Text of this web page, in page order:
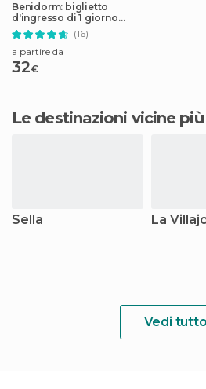
Benidorm: biglietto
d'ingresso di 1 giorno
all'Aqua Natura
(16)
a partire da
32€
Le destinazioni vicine
Sella La
Vedi tutto